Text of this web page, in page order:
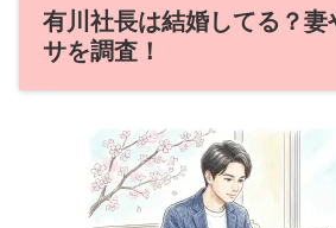
有川社長は結婚してる？妻
サを調査！